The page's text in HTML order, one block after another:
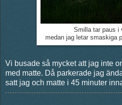
Smilla tar paus i
medan jag letar smaskiga
Vi busade så mycket att jag inte
med matte. Då parkerade jag
satt jag och matte i 45 minuter